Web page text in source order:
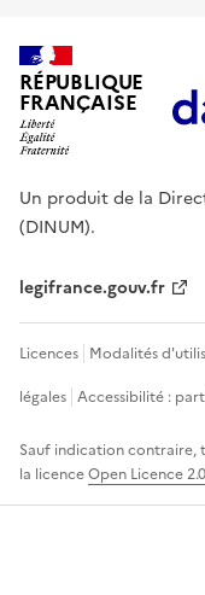
RÉPUBLIQUE
FRANÇAISE
Un produit de la
(DINUM).
legifrance.gouv.fr
Licences Modalités
légales Accessibilité :
Sauf indication contraire,
la licenceOpen Licence 2.0